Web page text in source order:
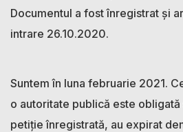
Documentul a fost înregistrat și
intrare 26.10.2020.
Suntem în luna februarie 2021.
o autoritate publică este obligată
petiție înregistrată, au expirat